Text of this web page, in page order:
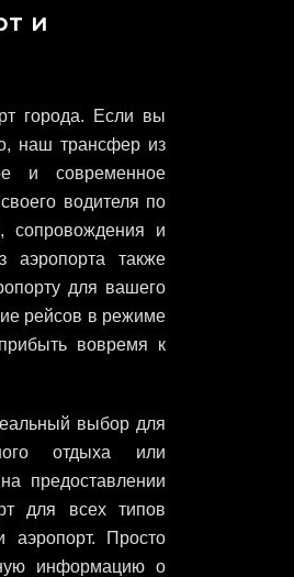
и
города. Если вы
наш трансфер из
и современное
водителя по
сопровождения и
также
для вашего
рейсов в режиме
вовремя к
выбор для
отдыха или
предоставлении
для всех типов
аэропорт. Просто
информацию о